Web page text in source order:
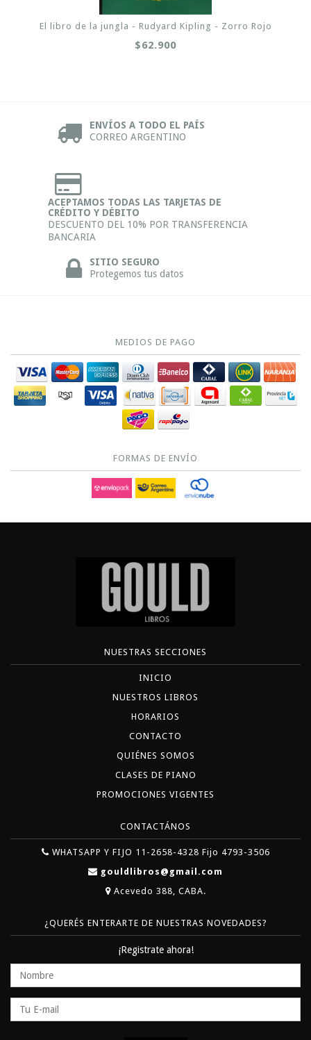
El libro de la jungla - Rudyard Kipling - Zorro Rojo
$62.900
ENVÍOS A TODO EL PAÍS
CORREO ARGENTINO
ACEPTAMOS TODAS LAS TARJETAS DE
CRÉDITO Y DÉBITO
DESCUENTO DEL 10% POR TRANSFERENCIA
BANCARIA
SITIO SEGURO
Protegemos tus datos
MEDIOS DE PAGO
FORMAS DE ENVÍO
NUESTRAS SECCIONES
INICIO
NUESTROS LIBROS
HORARIOS
CONTACTO
QUIÉNES SOMOS
CLASES DE PIANO
PROMOCIONES VIGENTES
CONTACTÁNOS
WHATSAPP Y FIJO 11-2658-4328 Fijo 4793-3506
gouldlibros@gmail.com
Acevedo 388, CABA.
¿QUERÉS ENTERARTE DE NUESTRAS NOVEDADES?
¡Registrate ahora!